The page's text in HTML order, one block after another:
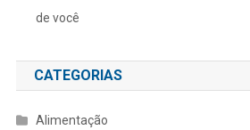
de você
CATEGORIAS
Alimentação